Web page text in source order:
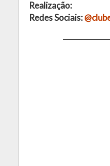
Realização:
Redes Sociais: